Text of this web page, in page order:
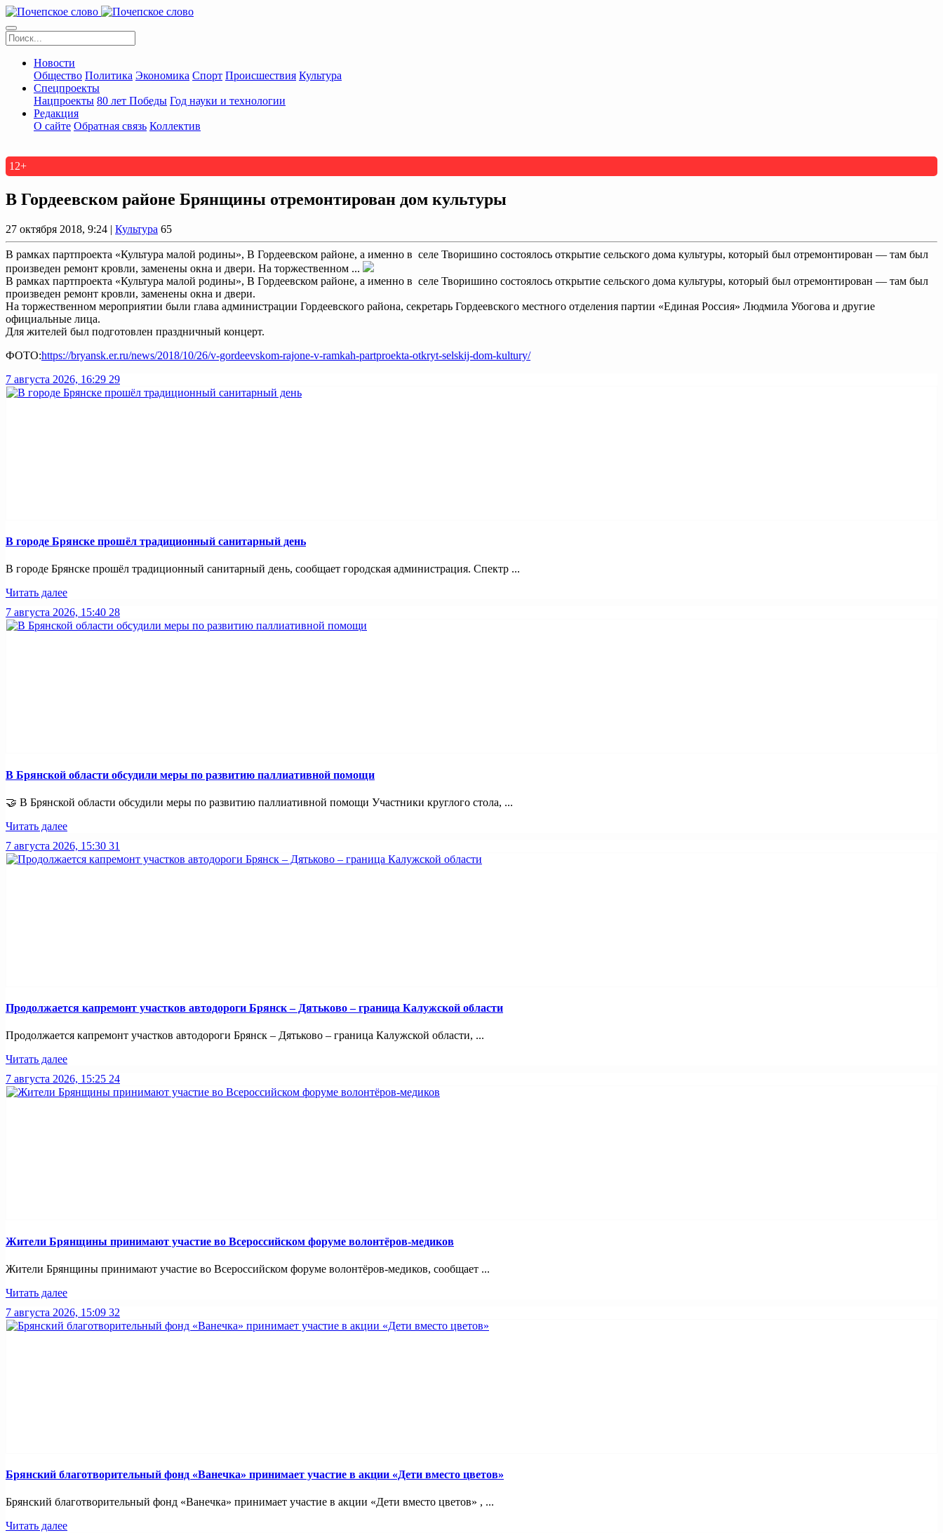
Новости
Общество Политика Экономика Спорт Происшествия Культура
Спецпроекты
Нацпроекты 80 лет Победы Год науки и технологии
Редакция
О сайте Обратная связь Коллектив
12+
В Гордеевском районе Брянщины отремонтирован дом культуры
27 октября 2018, 9:24 | Культура 65
В рамках партпроекта «Культура малой родины», В Гордеевском районе, а именно в селе Творишино состоялось открытие сельского дома культуры, который был отремонтирован — там был
произведен ремонт кровли, заменены окна и двери. На торжественном ...
В рамках партпроекта «Культура малой родины», В Гордеевском районе, а именно в селе Творишино состоялось открытие сельского дома культуры, который был отремонтирован — там был
произведен ремонт кровли, заменены окна и двери.
На торжественном мероприятии были глава администрации Гордеевского района, секретарь Гордеевского местного отделения партии «Единая Россия» Людмила Убогова и другие
официальные лица.
Для жителей был подготовлен праздничный концерт.
ФОТО:https://bryansk.er.ru/news/2018/10/26/v-gordeevskom-rajone-v-ramkah-partproekta-otkryt-selskij-dom-kultury/
7 августа 2026, 16:29 29
В городе Брянске прошёл традиционный санитарный день
В городе Брянске прошёл традиционный санитарный день, сообщает городская администрация. Спектр ...
Читать далее
7 августа 2026, 15:40 28
В Брянской области обсудили меры по развитию паллиативной помощи
🤝 В Брянской области обсудили меры по развитию паллиативной помощи Участники круглого стола, ...
Читать далее
7 августа 2026, 15:30 31
Продолжается капремонт участков автодороги Брянск – Дятьково – граница Калужской области
Продолжается капремонт участков автодороги Брянск – Дятьково – граница Калужской области, ...
Читать далее
7 августа 2026, 15:25 24
Жители Брянщины принимают участие во Всероссийском форуме волонтёров-медиков
Жители Брянщины принимают участие во Всероссийском форуме волонтёров-медиков, сообщает ...
Читать далее
7 августа 2026, 15:09 32
Брянский благотворительный фонд «Ванечка» принимает участие в акции «Дети вместо цветов»
Брянский благотворительный фонд «Ванечка» принимает участие в акции «Дети вместо цветов» , ...
Читать далее